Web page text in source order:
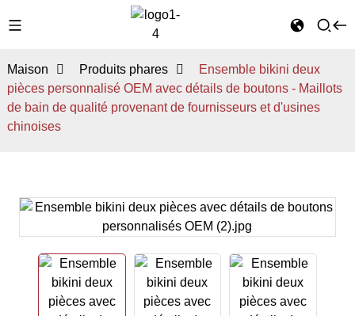
Maison Produits phares
Ensemble bikini deux
pièces personnalisé OEM avec détails de boutons - Maillots
de bain de qualité provenant de fournisseurs et d'usines
chinoises